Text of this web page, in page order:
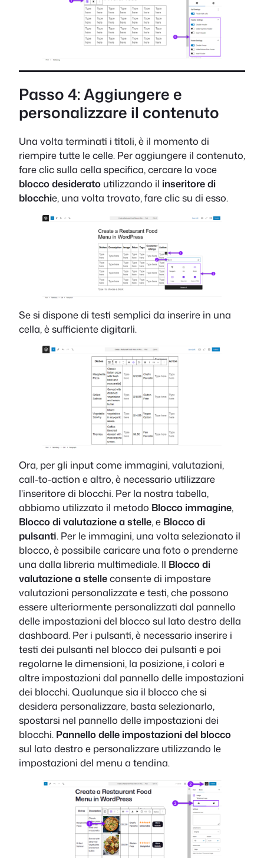
Passo 4: Aggiungere e
personalizzare il contenuto
Una volta terminati i titoli, è il momento di
riempire tutte le celle. Per aggiungere il contenuto,
fare clic sulla cella specifica, cercare la voce
blocco desiderato utilizzando il inseritore di
blocchie, una volta trovato, fare clic su di esso.
Se si dispone di testi semplici da inserire in una
cella, è sufficiente digitarli.
Ora, per gli input come immagini, valutazioni,
call-to-action e altro, è necessario utilizzare
l'inseritore di blocchi. Per la nostra tabella,
abbiamo utilizzato il metodo Blocco immagine,
Blocco di valutazione a stelle, e Blocco di
pulsanti. Per le immagini, una volta selezionato il
blocco, è possibile caricare una foto o prenderne
una dalla libreria multimediale. Il Blocco di
valutazione a stelleconsente di impostare
valutazioni personalizzate e testi, che possono
essere ulteriormente personalizzati dal pannello
delle impostazioni del blocco sul lato destro della
dashboard. Per i pulsanti, è necessario inserire i
testi dei pulsanti nel blocco dei pulsanti e poi
regolarne le dimensioni, la posizione, i colori e
altre impostazioni dal pannello delle impostazioni
dei blocchi. Qualunque sia il blocco che si
desidera personalizzare, basta selezionarlo,
spostarsi nel pannello delle impostazioni dei
blocchi. Pannello delle impostazioni del blocco
sul lato destro e personalizzare utilizzando le
impostazioni del menu a tendina.